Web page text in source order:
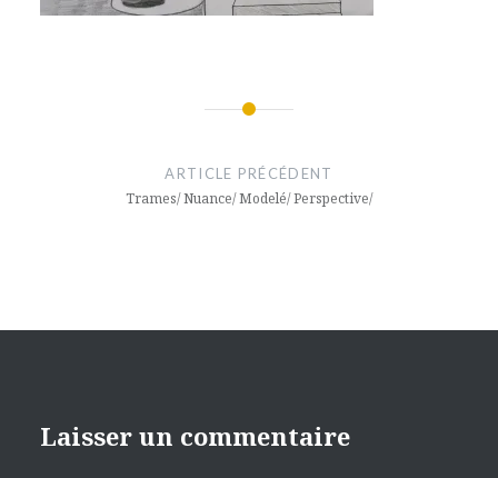
ARTICLE PRÉCÉDENT
Trames/ Nuance/ Modelé/ Perspective/
Laisser un commentaire